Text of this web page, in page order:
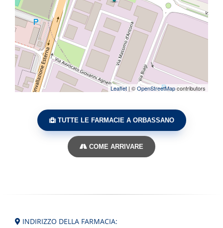
Leaflet| ©OpenStreetMapcontributors
TUTTE LE FARMACIE A ORBASSANO
COME ARRIVARE
INDIRIZZO DELLA FARMACIA: